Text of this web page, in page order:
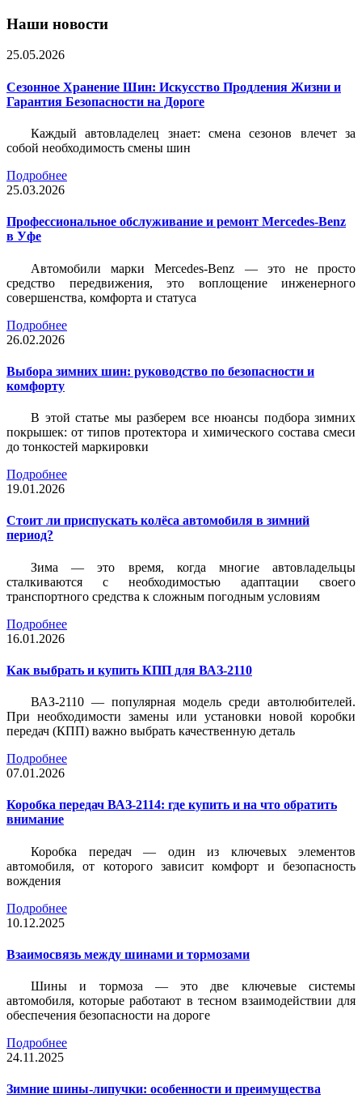
Наши новости
25.05.2026
Сезонное Хранение Шин: Искусство Продления Жизни и
Гарантия Безопасности на Дороге
Каждый автовладелец знает: смена сезонов влечет за
собой необходимость смены шин
Подробнее
25.03.2026
Профессиональное обслуживание и ремонт Mercedes-Benz
в Уфе
Автомобили марки Mercedes-Benz — это не просто
средство передвижения, это воплощение инженерного
совершенства, комфорта и статуса
Подробнее
26.02.2026
Выбора зимних шин: руководство по безопасности и
комфорту
В этой статье мы разберем все нюансы подбора зимних
покрышек: от типов протектора и химического состава смеси
до тонкостей маркировки
Подробнее
19.01.2026
Стоит ли приспускать колёса автомобиля в зимний
период?
Зима — это время, когда многие автовладельцы
сталкиваются с необходимостью адаптации своего
транспортного средства к сложным погодным условиям
Подробнее
16.01.2026
Как выбрать и купить КПП для ВАЗ-2110
ВАЗ-2110 — популярная модель среди автолюбителей.
При необходимости замены или установки новой коробки
передач (КПП) важно выбрать качественную деталь
Подробнее
07.01.2026
Коробка передач ВАЗ-2114: где купить и на что обратить
внимание
Коробка передач — один из ключевых элементов
автомобиля, от которого зависит комфорт и безопасность
вождения
Подробнее
10.12.2025
Взаимосвязь между шинами и тормозами
Шины и тормоза — это две ключевые системы
автомобиля, которые работают в тесном взаимодействии для
обеспечения безопасности на дороге
Подробнее
24.11.2025
Зимние шины-липучки: особенности и преимущества